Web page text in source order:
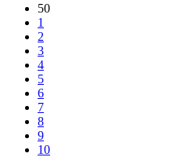
50
1
2
3
4
5
6
7
8
9
10